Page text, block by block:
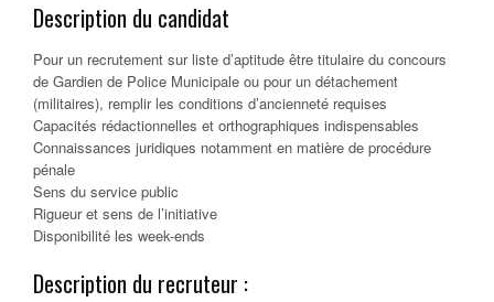
Description du candidat
Pour un recrutement sur liste d’aptitude être titulaire du concours
de Gardien de Police Municipale ou pour un détachement
(militaires), remplir les conditions d’ancienneté requises
Capacités rédactionnelles et orthographiques indispensables
Connaissances juridiques notamment en matière de procédure
pénale
Sens du service public
Rigueur et sens de l’initiative
Disponibilité les week-ends
Description du recruteur :